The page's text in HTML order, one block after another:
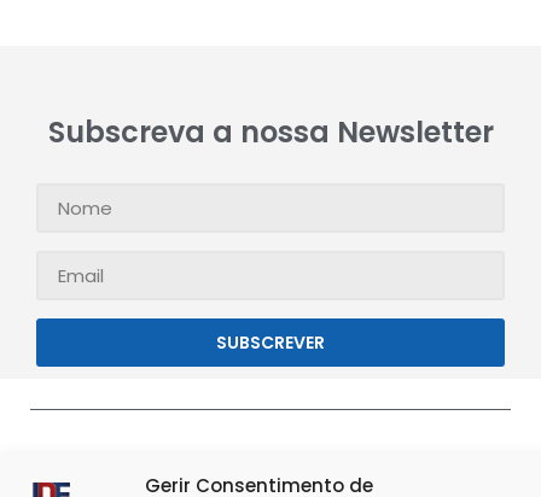
Gerir Consentimento de
Subscreva a nossa Newsletter
SUBSCREVER